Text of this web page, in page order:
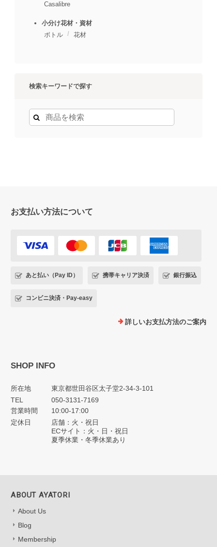
Casalibre
小分け花材・資材
ボトル
花材
検索キーワードで探す
お支払い方法について
あと払い（Pay ID） 携帯キャリア決済 銀行振込
コンビニ決済・Pay-easy
詳しいお支払方法のご案内
SHOP INFO
所在地
東京都世田谷区太子堂2-34-3-101
TEL
050-3131-7169
営業時間
10:00-17:00
定休日
店舗：火・祝日
ECサイト：火・日・祝日
夏季休業・冬季休業あり
ABOUT AYATORI
About Us
Blog
Membership